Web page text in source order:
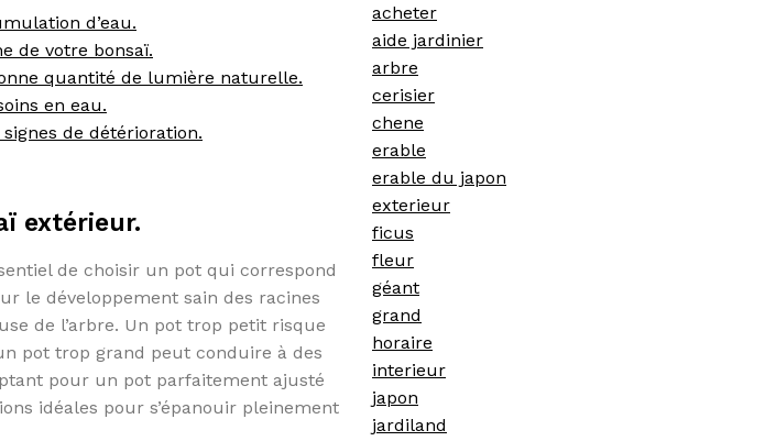
d’eau.
de votre bonsaï.
quantité de lumière naturelle.
en eau.
de détérioration.
extérieur.
de choisir un pot qui correspond
le développement sain des racines
de l’arbre. Un pot trop petit risque
pot trop grand peut conduire à des
pour un pot parfaitement ajusté
idéales pour s’épanouir pleinement
acheter
aide jardinier
arbre
cerisier
chene
erable
erable du japon
exterieur
ficus
fleur
géant
grand
horaire
interieur
japon
jardiland